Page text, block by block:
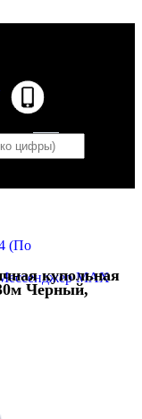
(По
MAX
купольная
Черный,